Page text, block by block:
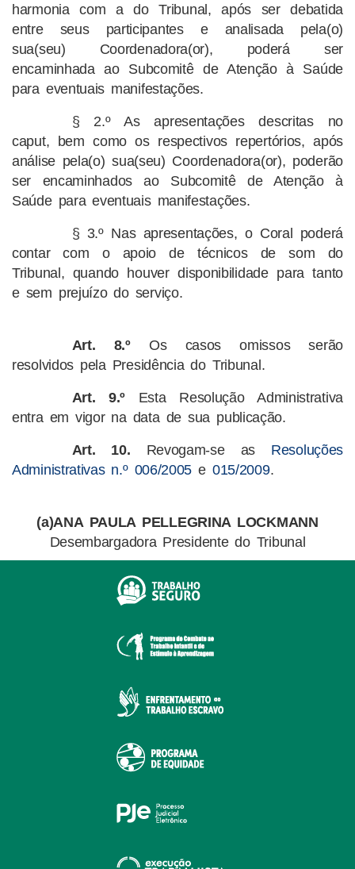
harmonia com a do Tribunal, após ser debatida
entre seus participantes e analisada pela(o)
sua(seu) Coordenadora(or), poderá ser
encaminhada ao Subcomitê de Atenção à Saúde
para eventuais manifestações.
§ 2.º As apresentações descritas no
caput, bem como os respectivos repertórios, após
análise pela(o) sua(seu) Coordenadora(or), poderão
ser encaminhados ao Subcomitê de Atenção à
Saúde para eventuais manifestações.
§ 3.º Nas apresentações, o Coral poderá
contar com o apoio de técnicos de som do
Tribunal, quando houver disponibilidade para tanto
e sem prejuízo do serviço.
Art. 8.ºOs casos omissos serão
resolvidos pela Presidência do Tribunal.
Art. 9.º Esta Resolução Administrativa
entra em vigor na data de sua publicação.
Art. 10. Revogam-se as Resoluções
Administrativas n.º 006/2005 e 015/2009.
(a)ANA PAULA PELLEGRINA LOCKMANN
Desembargadora Presidente do Tribunal